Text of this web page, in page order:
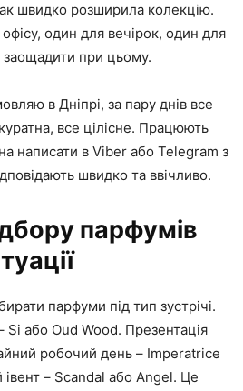
швидко розширила колекцію.
один для вечірок, один для
заощадити при цьому.
в Дніпрі, за пару днів все
все цілісне. Працюють
написати в Viber або Telegram з
швидко та ввічливо.
парфумів
парфуми під тип зустрічі.
або Oud Wood. Презентація
робочий день – Imperatrice
івент – Scandal або Angel. Це